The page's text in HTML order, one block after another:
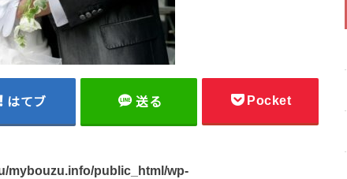
はてブ 送る Pocket
mybouzu.info/public_html/wp-